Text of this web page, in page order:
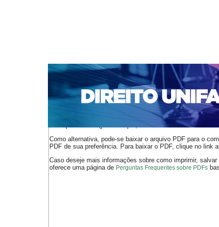
CAPA SOBRE ACESSO CADASTRO
NOTÍCIAS
EDIÇÕES DE Nº 1 A 100 WEBMAIL
Capa>n. 286 (2024) > Dumet
O arquivo PDF selecionado deve ser carregado no
de arquivos PDF (por exemplo, uma versão atual do
Como alternativa, pode-se baixar o arquivo PDF para o
PDF de sua preferência. Para baixar o PDF, clique no link
Caso deseje mais informações sobre como imprimir,
oferece uma página de Perguntas Frequentes sobre PDFs